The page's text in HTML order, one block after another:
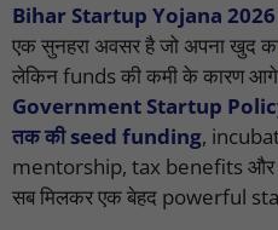
Bihar Startup Yojana 2026
एक सुनहरा अवसर है जो अपना खुद
लेकिन funds की कमी के कारण आगे
Government Startup
तक की seed funding,
mentorship, tax benefits
सब मिलकर एक बेहद powerful